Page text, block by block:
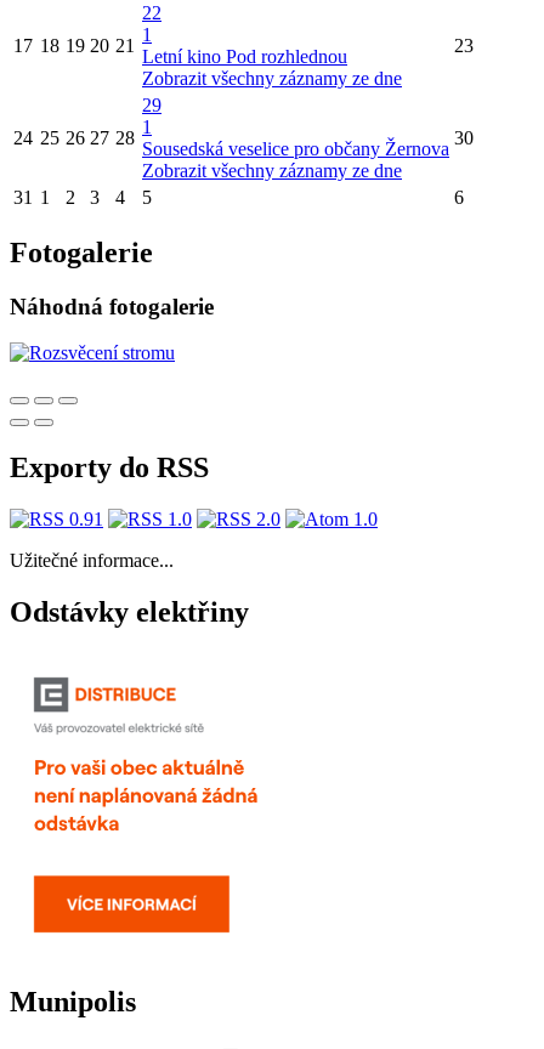
17 18 19 20 21
22
1
Letní kino Pod rozhlednou
Zobrazit všechny záznamy ze dne
23
24 25 26 27 28
29
1
Sousedská veselice pro občany Žernova
Zobrazit všechny záznamy ze dne
30
31 1 2 3 4 5 6
Fotogalerie
Náhodná fotogalerie
Exporty do RSS
Užitečné informace...
Odstávky elektřiny
Munipolis